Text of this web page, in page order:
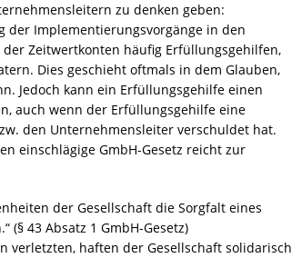
zu denken geben:
Implementierungsvorgänge in den
Zeitwertkonten häufig Erfüllungsgehilfen,
Dies geschieht oftmals in dem Glauben,
Jedoch kann ein Erfüllungsgehilfe einen
auch wenn der Erfüllungsgehilfe eine
den Unternehmensleiter verschuldet hat.
einschlägige GmbH-Gesetz reicht zur
der Gesellschaft die Sorgfalt eines
(§ 43 Absatz 1 GmbH-Gesetz)
verletzten, haften der Gesellschaft solidarisch